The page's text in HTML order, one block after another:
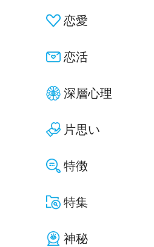
恋愛
恋活
深層心理
片思い
特徴
特集
神秘